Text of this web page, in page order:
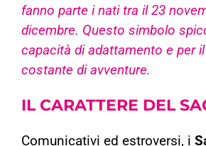
fanno parte i nati tra il 23
dicembre. Questo simbolo
capacità di adattamento e per
costante di avventure.
IL CARATTERE DEL
Comunicativi ed estroversi, i